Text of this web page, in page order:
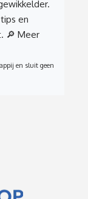
en
🔎 Meer
en sluit geen